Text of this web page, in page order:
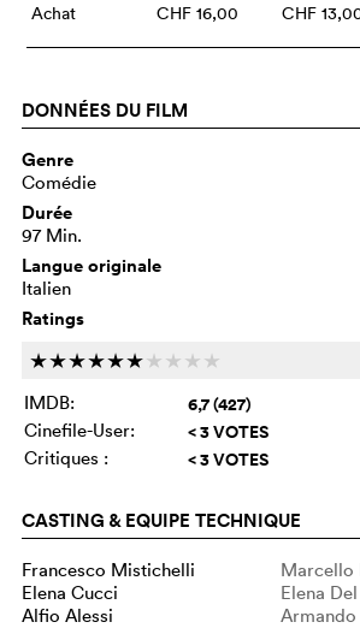
Achat CHF 16,00 CHF
DONNÉES DU FILM
Genre
Comédie
Durée
97 Min.
Langue originale
Italien
Ratings
cccccc c c c c
IMDB:
6,7 (427)
Cinefile-User: < 3 VOTES
Critiques : < 3 VOTES
CASTING & EQUIPE TECHNIQUE
Francesco Mistichelli
Marcello
Elena Cucci
Elena
Alfio Alessi
Armando